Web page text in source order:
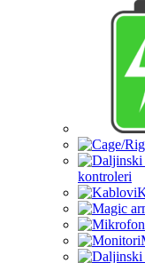
kontroleri